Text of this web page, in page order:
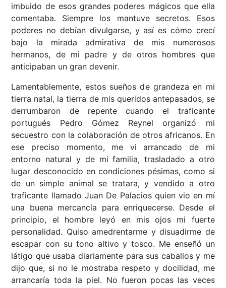
imbuido de esos grandes poderes mágicos que ella
comentaba. Siempre los mantuve secretos. Esos
poderes no debían divulgarse, y así es cómo crecí
bajo la mirada admirativa de mis numerosos
hermanos, de mi padre y de otros hombres que
anticipaban un gran devenir.
Lamentablemente, estos sueños de grandeza en mi
tierra natal, la tierra de mis queridos antepasados, se
derrumbaron de repente cuando el traficante
portugués Pedro Gómez Reynel organizó mi
secuestro con la colaboración de otros africanos. En
ese preciso momento, me vi arrancado de mi
entorno natural y de mi familia, trasladado a otro
lugar desconocido en condiciones pésimas, como si
de un simple animal se tratara, y vendido a otro
traficante llamado Juan De Palacios quien vio en mí
una buena mercancía para enriquecerse. Desde el
principio, el hombre leyó en mis ojos mi fuerte
personalidad. Quiso amedrentarme y disuadirme de
escapar con su tono altivo y tosco. Me enseñó un
látigo que usaba diariamente para sus caballos y me
dijo que, si no le mostraba respeto y docilidad, me
arrancaría toda la piel. No fueron pocas las veces